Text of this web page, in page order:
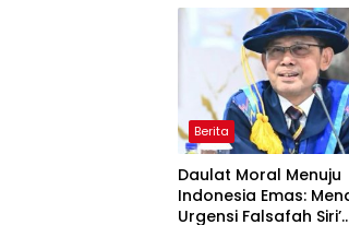
Berita
Daulat Moral Menuju
Indonesia Emas:
Urgensi Falsafah Siri’